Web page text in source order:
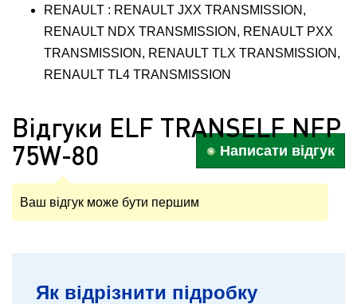
RENAULT : RENAULT JXX TRANSMISSION,
RENAULT NDX TRANSMISSION, RENAULT PXX
TRANSMISSION, RENAULT TLX TRANSMISSION,
RENAULT TL4 TRANSMISSION
Відгуки ELF TRANSELF NFP
75W-80
Написати відгук
Ваш відгук може бути першим
Як відрізнити підробку